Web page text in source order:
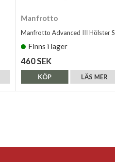
Manfrotto
Manfrotto Advanced III Hölster S
Finns i lager
460 SEK
LÄS MER
KÖP